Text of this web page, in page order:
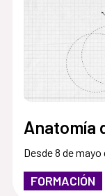
Anatomía
Desde 8 de
FORMACIÓN